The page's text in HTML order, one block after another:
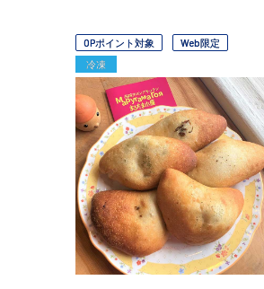
OPポイント対象
Web限定
冷凍